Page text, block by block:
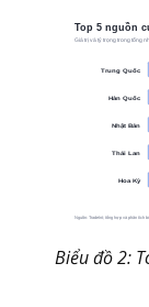
Biểu đồ 2: